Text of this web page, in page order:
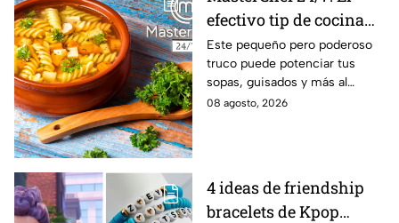
efectivo tip de cocina
de las abuelas para
darle sabor extra al
caldillo
Este pequeño pero poderoso
truco puede potenciar tus
sopas, guisados y más al
máximo.
08 agosto, 2026
4 ideas de friendship
bracelets de Kpop